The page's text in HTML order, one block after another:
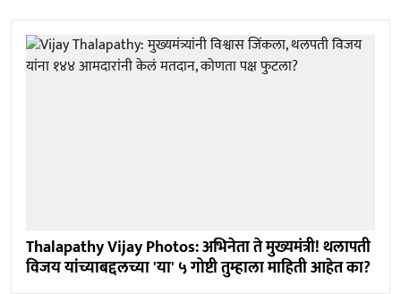
Thalapathy Vijay Photos: अभिनेता ते मुख्यमंत्री! थलापती
विजय यांच्याबद्दलच्या 'या' ५ गोष्टी तुम्हाला माहिती आहेत का?